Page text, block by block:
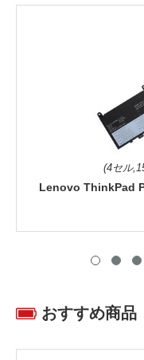
(4セル
Lenovo ThinkPad
おすすめ商品